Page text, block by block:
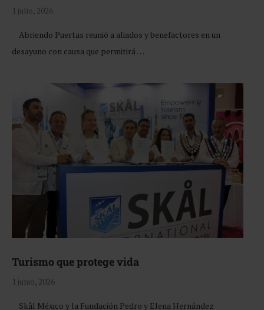
1 julio, 2026
Abriendo Puertas reunió a aliados y benefactores en un
desayuno con causa que permitirá …
Turismo que protege vida
1 junio, 2026
Skål México y la Fundación Pedro y Elena Hernández